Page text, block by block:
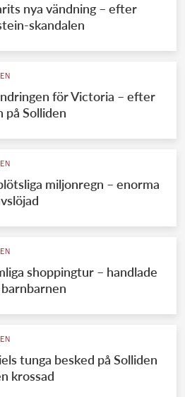
nya vändning – efter
skandalen
för Victoria – efter
på Solliden
miljonregn – enorma
shoppingtur – handlade
tunga besked på Solliden
krossad